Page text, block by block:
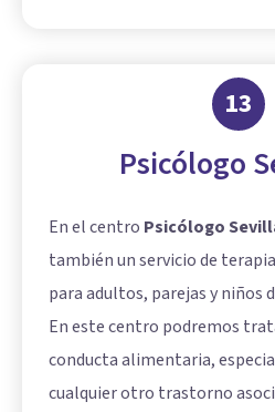
13
Psicólogo
En el centro Psicólogo
también un servicio de
para adultos, parejas y niños
En este centro podremos
conducta alimentaria,
cualquier otro trastorno